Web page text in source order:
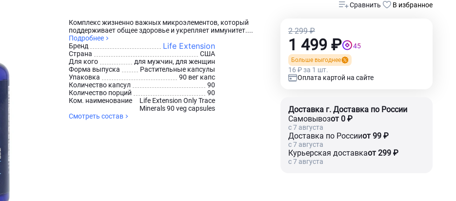
Сравнить В избранное
Комплекс жизненно важных микроэлементов, который
поддерживает общее здоровье и укрепляет иммунитет....
Подробнее
Бренд
Life Extension
Страна
США
Для кого
для мужчин, для женщин
Форма выпуска
Растительные капсулы
Упаковка
90 вег капс
Количество капсул
90
Количество порций
90
Ком. наименование
Life Extension Only Trace
Minerals 90 veg capsules
Смотреть состав
2 299 ₽
1 499 ₽ 45
Больше выгоднее
16 ₽ за 1 шт.
Оплата картой на сайте
Доставка г. Доставка по России
Самовывозот 0 ₽
c 7 августа
Доставка по Россииот 99 ₽
c 7 августа
Курьерская доставкаот 299 ₽
c 7 августа